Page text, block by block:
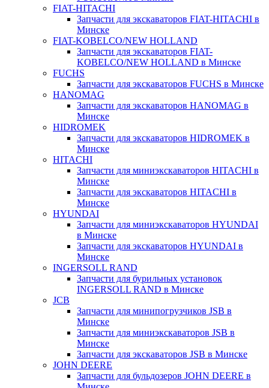
FIAT-HITACHI
Запчасти для экскаваторов FIAT-HITACHI в
Минске
FIAT-KOBELCO/NEW HOLLAND
Запчасти для экскаваторов FIAT-
KOBELCO/NEW HOLLAND в Минске
FUCHS
Запчасти для экскаваторов FUCHS в Минске
HANOMAG
Запчасти для экскаваторов HANOMAG в
Минске
HIDROMEK
Запчасти для экскаваторов HIDROMEK в
Минске
HITACHI
Запчасти для миниэкскаваторов HITACHI в
Минске
Запчасти для экскаваторов HITACHI в
Минске
HYUNDAI
Запчасти для миниэкскаваторов HYUNDAI
в Минске
Запчасти для экскаваторов HYUNDAI в
Минске
INGERSOLL RAND
Запчасти для бурильных установок
INGERSOLL RAND в Минске
JCB
Запчасти для минипогрузчиков JSB в
Минске
Запчасти для миниэкскаваторов JSB в
Минске
Запчасти для экскаваторов JSB в Минске
JOHN DEERE
Запчасти для бульдозеров JOHN DEERE в